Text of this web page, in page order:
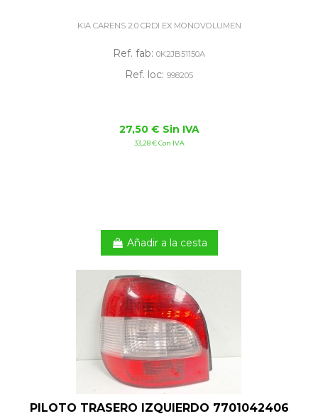
KIA CARENS 2.0 CRDI EX MONOVOLUMEN
Ref. fab: 0K2JB51150A
Ref. loc: 998205
27,50 € Sin IVA
33,28 € Con IVA
Añadir a la cesta
PILOTO TRASERO IZQUIERDO 7701042406